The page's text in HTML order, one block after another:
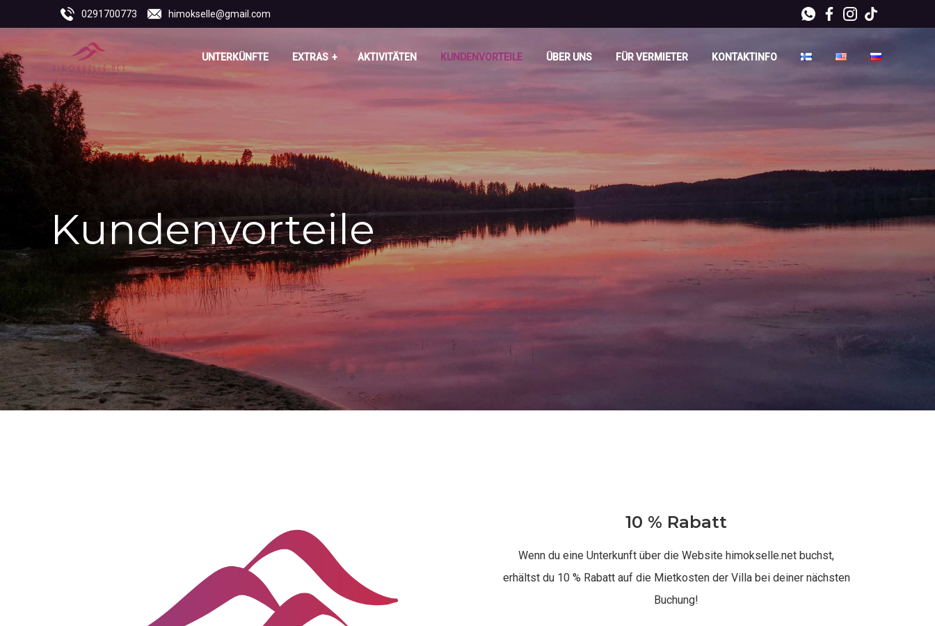
0291700773 himokselle@gmail.com
UNTERKÜNFTE EXTRAS AKTIVITÄTEN KUNDENVORTEILE ÜBER UNS FÜR VERMIETER KONTAKTINFO
Kundenvorteile
10 % Rabatt
Wenn du eine Unterkunft über die Website himokselle.net buchst,
erhältst du 10 % Rabatt auf die Mietkosten der Villa bei deiner nächsten
Buchung!